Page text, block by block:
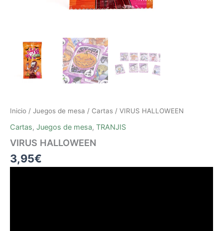
Inicio / Juegos de mesa / Cartas / VIRUS HALLOWEEN
Cartas, Juegos de mesa, TRANJIS
VIRUS HALLOWEEN
3,95€